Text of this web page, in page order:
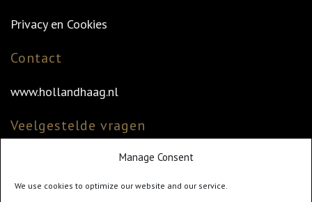
Manage Consent
We use cookies to optimize our website and our service.
Privacy en Cookies
Contact
www.hollandhaag.nl
Veelgestelde vragen
Veelgestelde vragen